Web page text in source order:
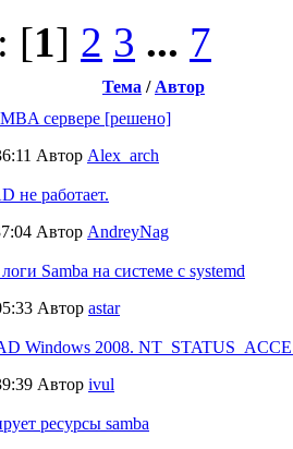
[1] 2 3 ... 7
Тема / Автор
сервере [решено]
Автор Alex_arch
не работает.
Автор AndreyNag
Samba на системе с systemd
Автор astar
Windows 2008.
Автор ivul
ресурсы samba